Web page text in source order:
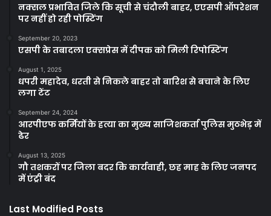
नक्सल प्रभावित जिले कि सूची से चंदौली बाहर, एएसपी ऑपरेशन
पर नहीं हो रही पोस्टिंग
September 20, 2023
एसपी के तबादला एक्सप्रेस में दीपक को मिली रिपोस्टिंग
August 1, 2025
धपरी महादेव, धरती से निकले बाहर तो बारिश से बचाने के लिए
लगा टेंट
September 24, 2024
आरपीएफ कर्मियों के हत्या का मुख्य साजिशकर्ता पुलिस मुठभेड़ में
ढेर
August 13, 2025
गौ तशकरों पर जिला बदर कि कार्यवाही, छह माह के लिए जनपद
में एंट्री बंद
Last Modified Posts